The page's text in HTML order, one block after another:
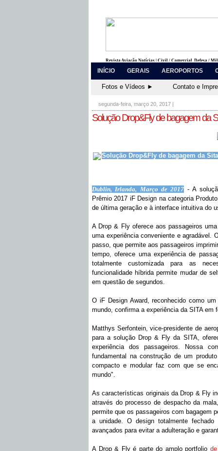
Revista Aviação Notícias | Civil / Comercial, Defesa /
INÍCIO GERAIS AEROPORTOS
Fotos e Vídeos ► Contato e
segunda-feira, março 20, 2017 |
Solução Drop&Fly de bagagem da
Solução Drop&Fly de bagagem da
Dublin, Irlanda, Março de 2017 - A
Prêmio 2017 iF Design na categoria
de última geração e à interface intuitiva do
A Drop & Fly oferece aos passageiros
uma experiência conveniente e agradável.
passo, que permite aos passageiros
tempo, oferece uma experiência de
totalmente customizada para as
funcionalidade híbrida permite mudar de
em questão de segundos.
O iF Design Award, reconhecido como
mundo, confirma a experiência da SITA em
Matthys Serfontein, vice-presidente de
para a solução Drop & Fly da SITA,
experiência dos passageiros. Nossa
fundamental na construção de um
compacto e modular faz com que se
mundo".
As características originais da Drop & Fly
através do processo de despacho da
permite que os passageiros com bagagem
a unidade. O design totalmente
avançados para evitar a adulteração e
A Drop & Fly é parte do amplo portfolio de